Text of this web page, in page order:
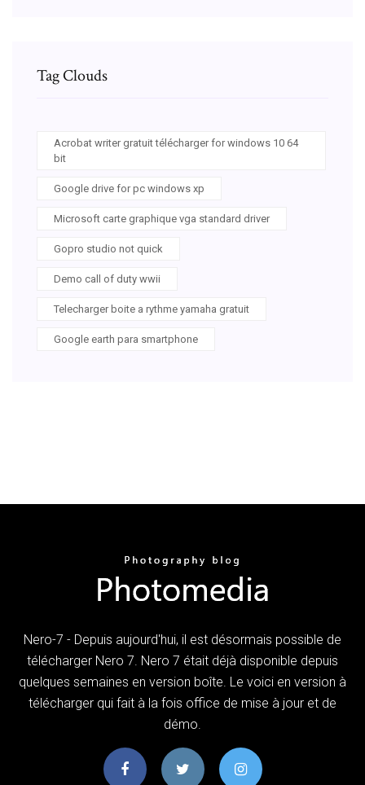
Tag Clouds
Acrobat writer gratuit télécharger for windows 10 64
bit
Google drive for pc windows xp
Microsoft carte graphique vga standard driver
Gopro studio not quick
Demo call of duty wwii
Telecharger boite a rythme yamaha gratuit
Google earth para smartphone
Nero-7 - Depuis aujourd'hui, il est désormais possible de
télécharger Nero 7. Nero 7 était déjà disponible depuis
quelques semaines en version boîte. Le voici en version à
télécharger qui fait à la fois office de mise à jour et de
démo.